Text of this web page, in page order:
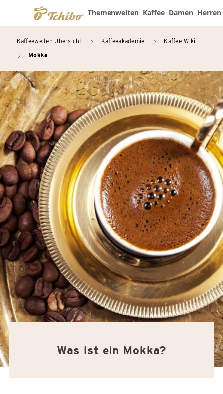
Themenwelten Kaffee Damen Herren
Kaffeewelten Übersicht arrow_right Kaffeeakademie arrow_right Kaffee-Wiki
arrow_right Mokka
Was ist ein Mokka?